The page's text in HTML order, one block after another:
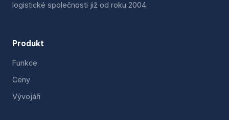
logistické společnosti již od roku 2004.
Produkt
Funkce
Ceny
Vývojáři